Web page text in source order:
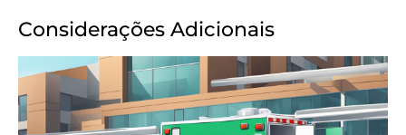
Considerações Adicionais